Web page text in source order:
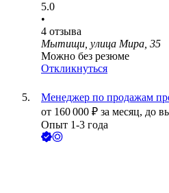
5.0
•
4 отзыва
Мытищи, улица Мира, 35
Можно без резюме
Откликнуться
Менеджер по продажам
от 160 000 ₽ за месяц, до
Опыт 1-3 года